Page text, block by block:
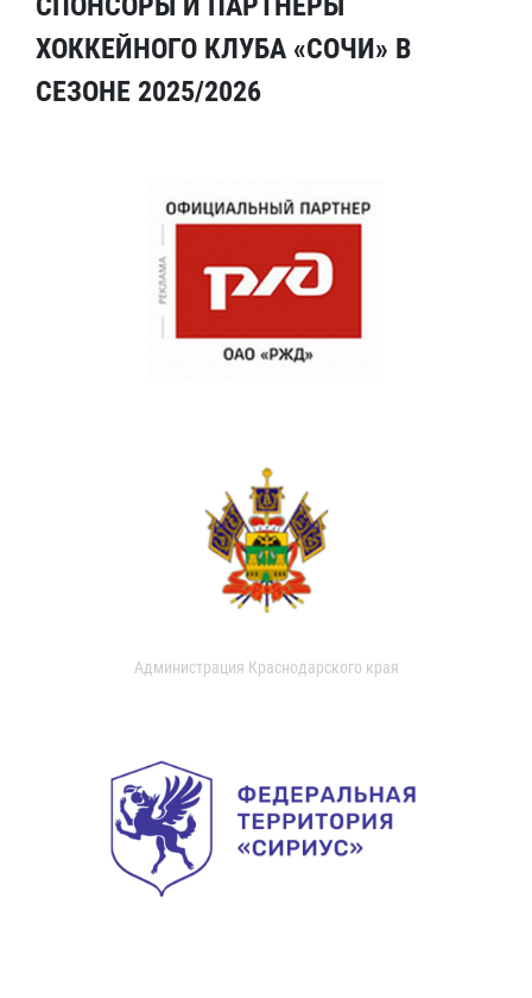
ХОККЕЙНОГО КЛУБА «СОЧИ» В
СЕЗОНЕ 2025/2026
Администрация Краснодарского края